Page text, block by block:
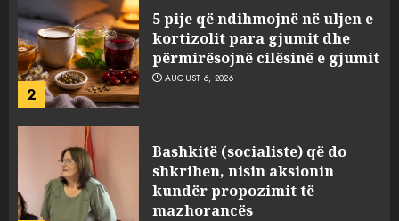
2
5 pije që ndihmojnë në uljen e
kortizolit para gjumit dhe
përmirësojnë cilësinë e gjumit
AUGUST 6, 2026
Bashkitë (socialiste) që do
shkrihen, nisin aksionin
kundër propozimit të
mazhorancës